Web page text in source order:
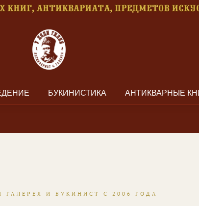
БУКИНИСТИКА АНТИКВАРНЫЕ
ГАЛЕРЕЯ И БУКИНИСТ С 2006 ГОДА